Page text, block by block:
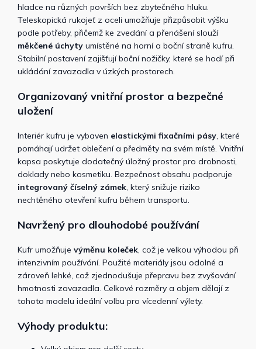
hladce na různých površích bez zbytečného hluku.
Teleskopická rukojeť z oceli umožňuje přizpůsobit výšku
podle potřeby, přičemž ke zvedání a přenášení slouží
měkčené úchyty umístěné na horní a boční straně kufru.
Stabilní postavení zajišťují boční nožičky, které se hodí při
ukládání zavazadla v úzkých prostorech.
Organizovaný vnitřní prostor a bezpečné
uložení
Interiér kufru je vybaven elastickými fixačními pásy, které
pomáhají udržet oblečení a předměty na svém místě. Vnitřní
kapsa poskytuje dodatečný úložný prostor pro drobnosti,
doklady nebo kosmetiku. Bezpečnost obsahu podporuje
integrovaný číselný zámek, který snižuje riziko
nechtěného otevření kufru během transportu.
Navržený pro dlouhodobé používání
Kufr umožňuje výměnu koleček, což je velkou výhodou při
intenzivním používání. Použité materiály jsou odolné a
zároveň lehké, což zjednodušuje přepravu bez zvyšování
hmotnosti zavazadla. Celkové rozměry a objem dělají z
tohoto modelu ideální volbu pro vícedenní výlety.
Výhody produktu: